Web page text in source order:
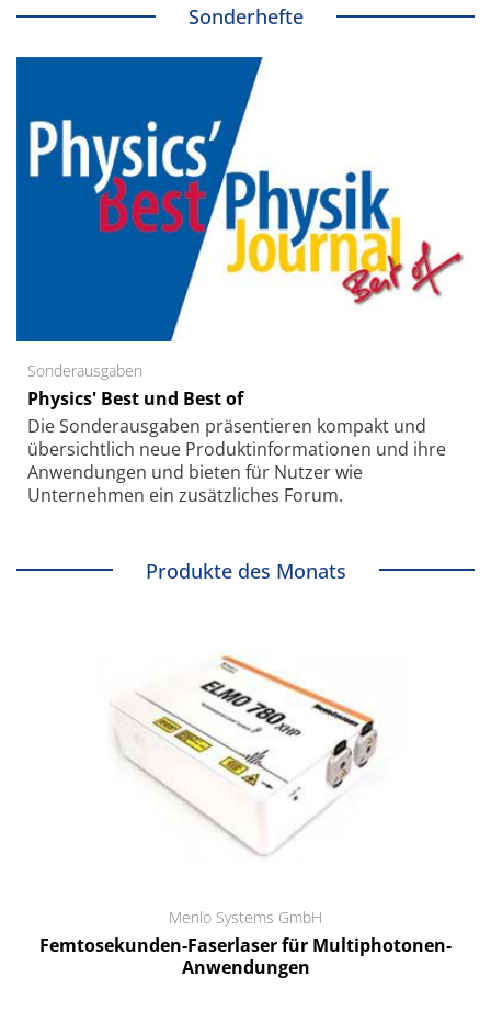
Sonderhefte
Sonderausgaben
Physics' Best und Best of
Die Sonder­ausgaben präsentieren kompakt und
übersichtlich neue Produkt­informationen und ihre
Anwendungen und bieten für Nutzer wie
Unternehmen ein zusätzliches Forum.
Produkte des Monats
Menlo Systems GmbH
Femtosekunden-Faserlaser für Multiphotonen-
Anwendungen